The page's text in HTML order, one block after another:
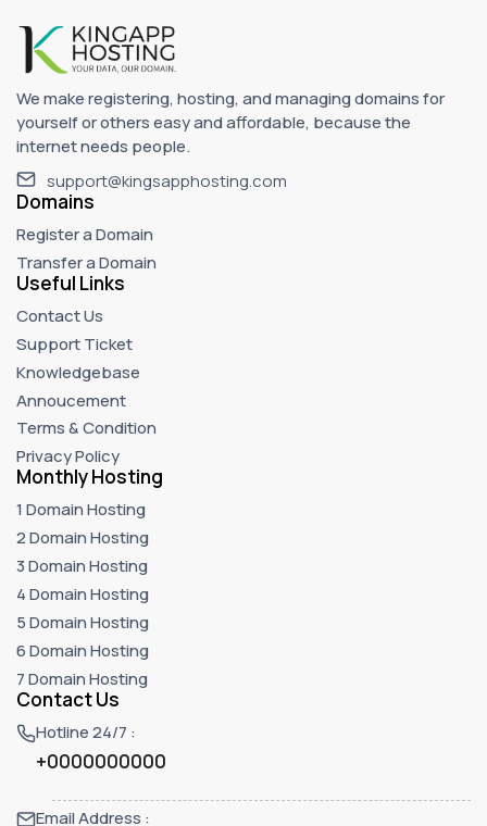
We make registering, hosting, and managing domains for
yourself or others easy and affordable, because the
internet needs people.
support@kingsapphosting.com
Domains
Register a Domain
Transfer a Domain
Useful Links
Contact Us
Support Ticket
Knowledgebase
Annoucement
Terms & Condition
Privacy Policy
Monthly Hosting
1 Domain Hosting
2 Domain Hosting
3 Domain Hosting
4 Domain Hosting
5 Domain Hosting
6 Domain Hosting
7 Domain Hosting
Contact Us
Hotline 24/7 :
+0000000000
Email Address :